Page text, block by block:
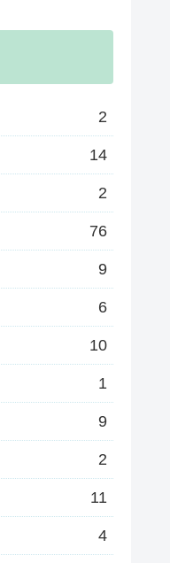
2
14
2
76
9
6
10
1
9
2
11
4